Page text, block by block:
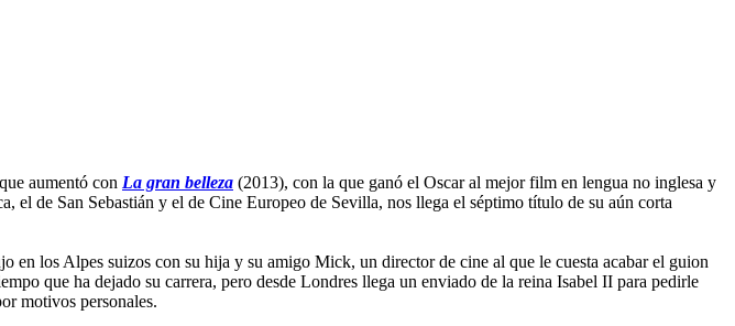
aumentó con La gran belleza (2013), con la que ganó el Oscar al mejor film en lengua no inglesa y
el de San Sebastián y el de Cine Europeo de Sevilla, nos llega el séptimo título de su aún corta
en los Alpes suizos con su hija y su amigo Mick, un director de cine al que le cuesta acabar el guion
que ha dejado su carrera, pero desde Londres llega un enviado de la reina Isabel II para pedirle
motivos personales.